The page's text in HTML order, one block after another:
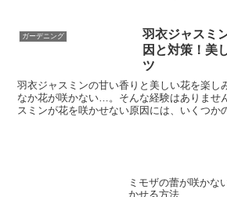
ガーデニング
羽衣ジャスミ
因と対策！美
ツ
羽衣ジャスミンの甘い香りと美しい花を楽し
なか花が咲かない…。そんな経験はありませ
スミンが花を咲かせない原因には、いくつか
ミモザの蕾が咲かな
かせる方法